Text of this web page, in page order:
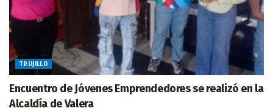
TRUJILLO
Encuentro de Jóvenes Emprendedores se realizó en la
Alcaldía de Valera